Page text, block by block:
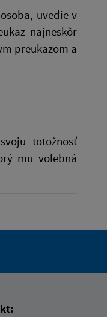
uvedie v
najneskôr
preukazom a
totožnosť
mu volebná